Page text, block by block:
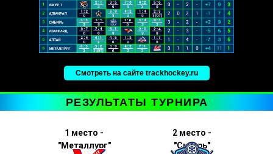
Смотреть на сайте trackhockey.ru
РЕЗУЛЬТАТЫ ТУРНИРА
1 место -
"Металлург"
2 место -
"Сибирь"